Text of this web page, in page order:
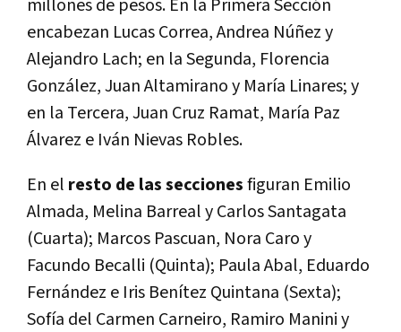
millones de pesos. En la Primera Sección
encabezan Lucas Correa, Andrea Núñez y
Alejandro Lach; en la Segunda, Florencia
González, Juan Altamirano y María Linares; y
en la Tercera, Juan Cruz Ramat, María Paz
Álvarez e Iván Nievas Robles.
En el resto de las seccionesfiguran Emilio
Almada, Melina Barreal y Carlos Santagata
(Cuarta); Marcos Pascuan, Nora Caro y
Facundo Becalli (Quinta); Paula Abal, Eduardo
Fernández e Iris Benítez Quintana (Sexta);
Sofía del Carmen Carneiro, Ramiro Manini y